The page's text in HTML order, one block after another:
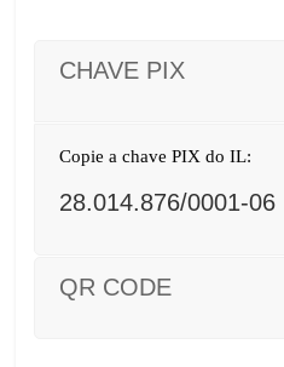
CHAVE PIX
Copie a chave PIX do IL:
28.014.876/0001-06
QR CODE